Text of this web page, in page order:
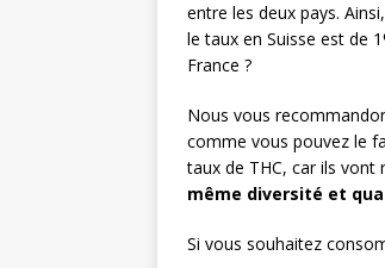
entre les deux pays. Ainsi,
le taux en Suisse est de
France ?
Nous vous
comme vous pouvez le
taux de THC, car ils vont
même diversité et
Si vous souhaitez